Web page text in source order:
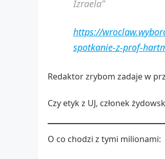
Izraela”
https://
spotkanie-z-prof-
Redaktor zrybom zadaje w
Czy etyk z UJ, członek
O co chodzi z tymi milionami: